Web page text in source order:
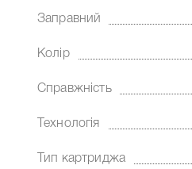
Заправний
Колір
Справжність
Технологія
Тип картриджа